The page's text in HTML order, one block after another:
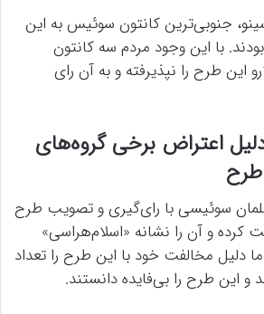
جنوبی‌ترین کانتون سوئیس به این
با این وجود مردم سه کانتون
این طرح را نپذیرفته و به آن رای
اعتراض برخی گروه‌های
سوئیسی با رای‌گیری و تصویب طرح
کرده و آن را نشانه «اسلام‌هراسی»
دلیل مخالفت خود با این طرح را تعداد
و این طرح را بی‌فایده دانستند.